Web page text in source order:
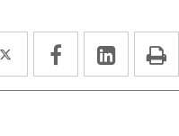
Twitter
Enlace
a
Facebook
Enlace
a
Enlace
a